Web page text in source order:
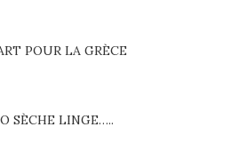
POUR LA GRÈCE
SÈCHE LINGE…..